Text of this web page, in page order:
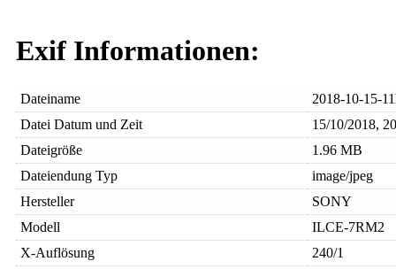
Exif Informationen:
Dateiname
2018-10-15-
Datei Datum und Zeit
15/10/2018,
Dateigröße
1.96 MB
Dateiendung Typ
image/jpeg
Hersteller
SONY
Modell
ILCE-7RM2
X-Auflösung
240/1